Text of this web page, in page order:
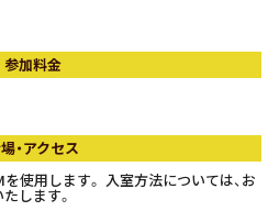
参加料金
・アクセス
使用します。 入室方法については、お
します。